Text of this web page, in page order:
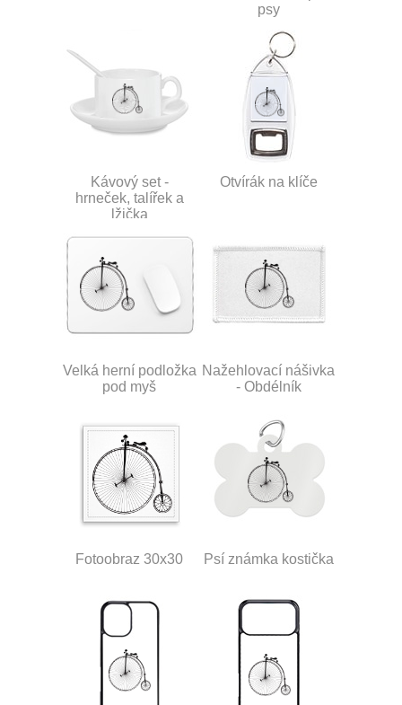
psy
Kávový set -
hrneček, talířek a
lžička
Otvírák na klíče
Velká herní podložka
pod myš
Nažehlovací nášivka
- Obdélník
Fotoobraz 30x30 Psí známka kostička